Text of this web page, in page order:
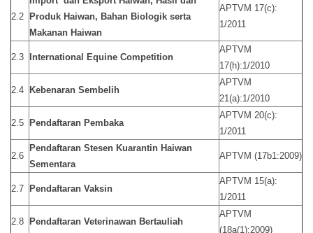
2.2
Produk Haiwan, Bahan Biologik serta
Makanan Haiwan
APTVM 17(c):
1/2011
2.3 International Equine Competition
APTVM
17(h):1/2010
2.4 Kebenaran Sembelih
APTVM
21(a):1/2010
2.5 Pendaftaran Pembaka
APTVM 20(c):
1/2011
2.6
Pendaftaran Stesen Kuarantin Haiwan
Sementara
APTVM (17b1:2009)
2.7 Pendaftaran Vaksin
APTVM 15(a):
1/2011
2.8 Pendaftaran Veterinawan Bertauliah
APTVM
(18a(1):2009)